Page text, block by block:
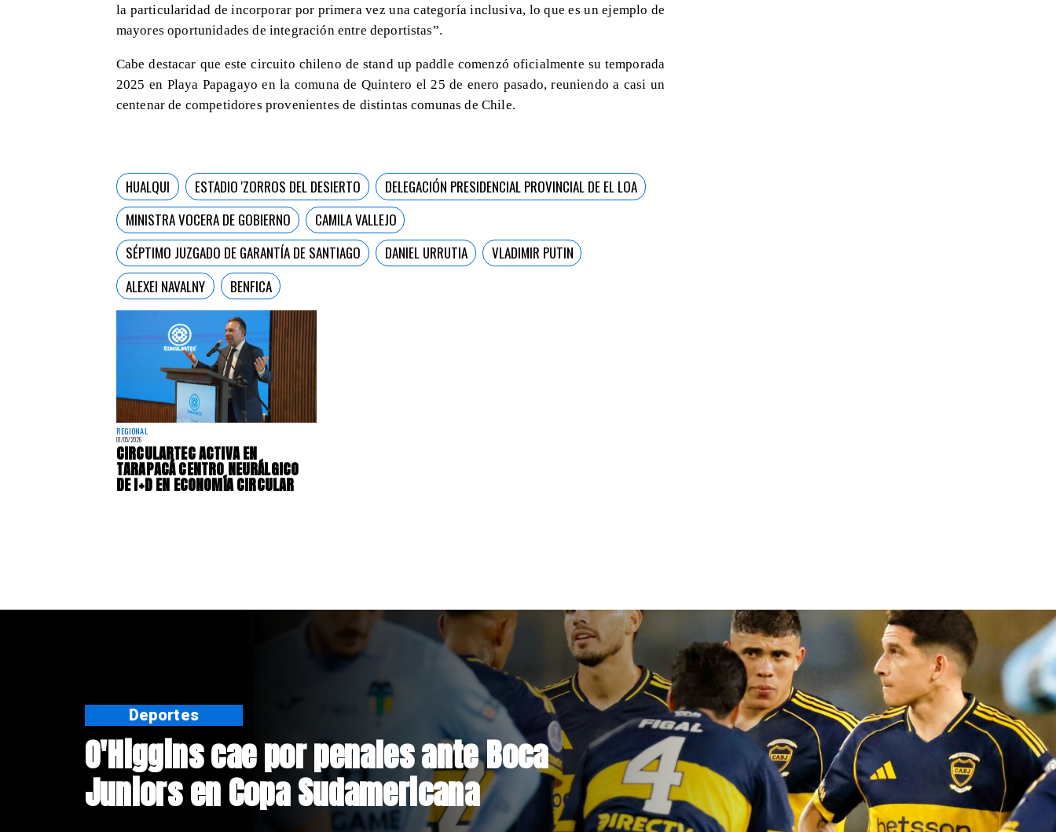
REGIONAL
01/05/2026
​CIRCULARTEC ACTIVA EN
TARAPACÁ CENTRO NEURÁLGICO
DE I+D EN ECONOMÍA CIRCULAR
la particularidad de incorporar por primera vez una categoría inclusiva, lo que es un ejemplo de
mayores oportunidades de integración entre deportistas”.
Cabe destacar que este circuito chileno de stand up paddle comenzó oficialmente su temporada
2025 en Playa Papagayo en la comuna de Quintero el 25 de enero pasado, reuniendo a casi un
centenar de competidores provenientes de distintas comunas de Chile.
HUALQUI ESTADIO 'ZORROS DEL DESIERTO
DELEGACIÓN PRESIDENCIAL PROVINCIAL DE EL LOA
MINISTRA VOCERA DE GOBIERNO
CAMILA VALLEJO
SÉPTIMO JUZGADO DE GARANTÍA DE SANTIAGO
DANIEL URRUTIA
VLADIMIR PUTIN
ALEXEI NAVALNY
BENFICA
Sistema frontal en Chile deja 435
personas aisladas y 730 viviendas
Nacional